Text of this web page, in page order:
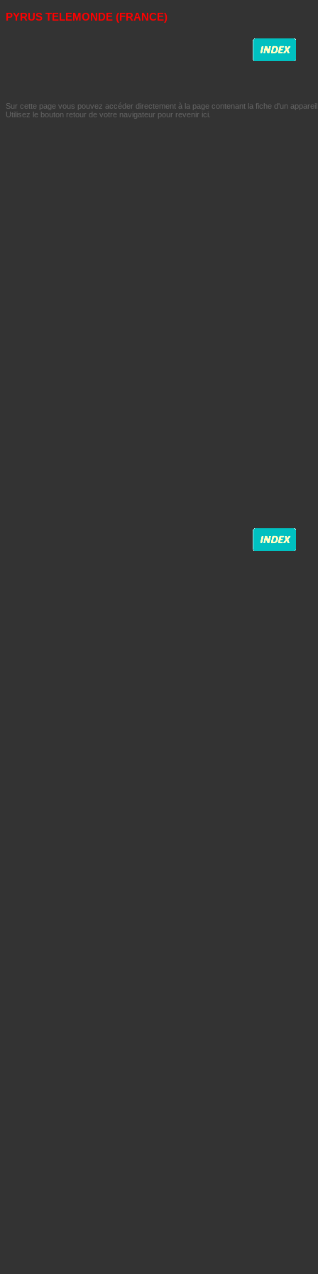
PYRUS TELEMONDE (FRANCE)
Sur cette page vous pouvez accéder directement à la page contenant la fiche d'un
Utilisez le bouton retour de votre navigateur pour revenir ici.